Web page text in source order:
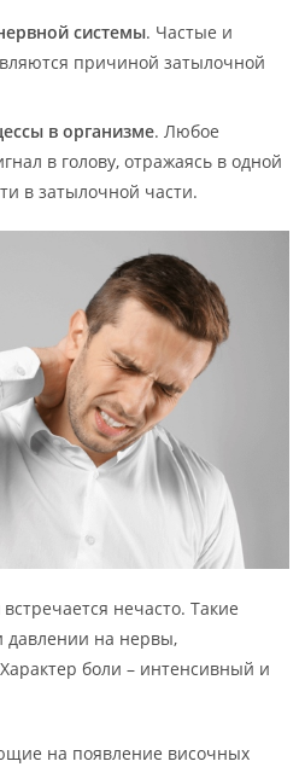
системы. Частые и
причиной затылочной
в организме. Любое
в голову, отражаясь в одной
в затылочной части.
встречается нечасто. Такие
на нервы,
боли – интенсивный и
на появление височных